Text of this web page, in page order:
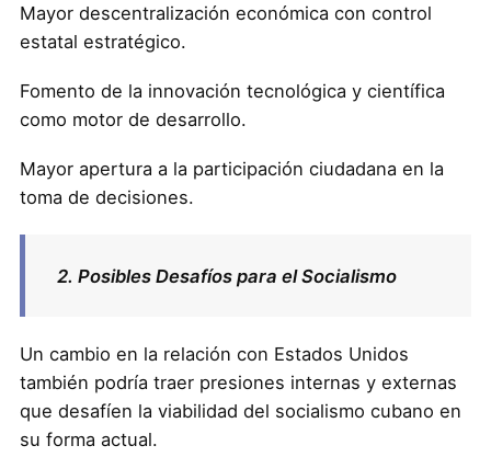
Mayor descentralización económica con control
estatal estratégico.
Fomento de la innovación tecnológica y científica
como motor de desarrollo.
Mayor apertura a la participación ciudadana en la
toma de decisiones.
2. Posibles Desafíos para el Socialismo
Un cambio en la relación con Estados Unidos
también podría traer presiones internas y externas
que desafíen la viabilidad del socialismo cubano en
su forma actual.